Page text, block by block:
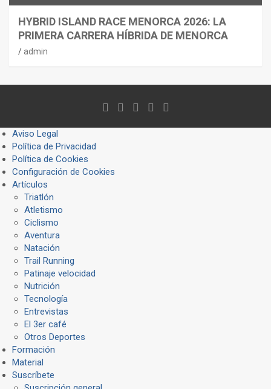
HYBRID ISLAND RACE MENORCA 2026: LA
PRIMERA CARRERA HÍBRIDA DE MENORCA
admin
Aviso Legal
Política de Privacidad
Política de Cookies
Configuración de Cookies
Artículos
Triatlón
Atletismo
Ciclismo
Aventura
Natación
Trail Running
Patinaje velocidad
Nutrición
Tecnología
Entrevistas
El 3er café
Otros Deportes
Formación
Material
Suscríbete